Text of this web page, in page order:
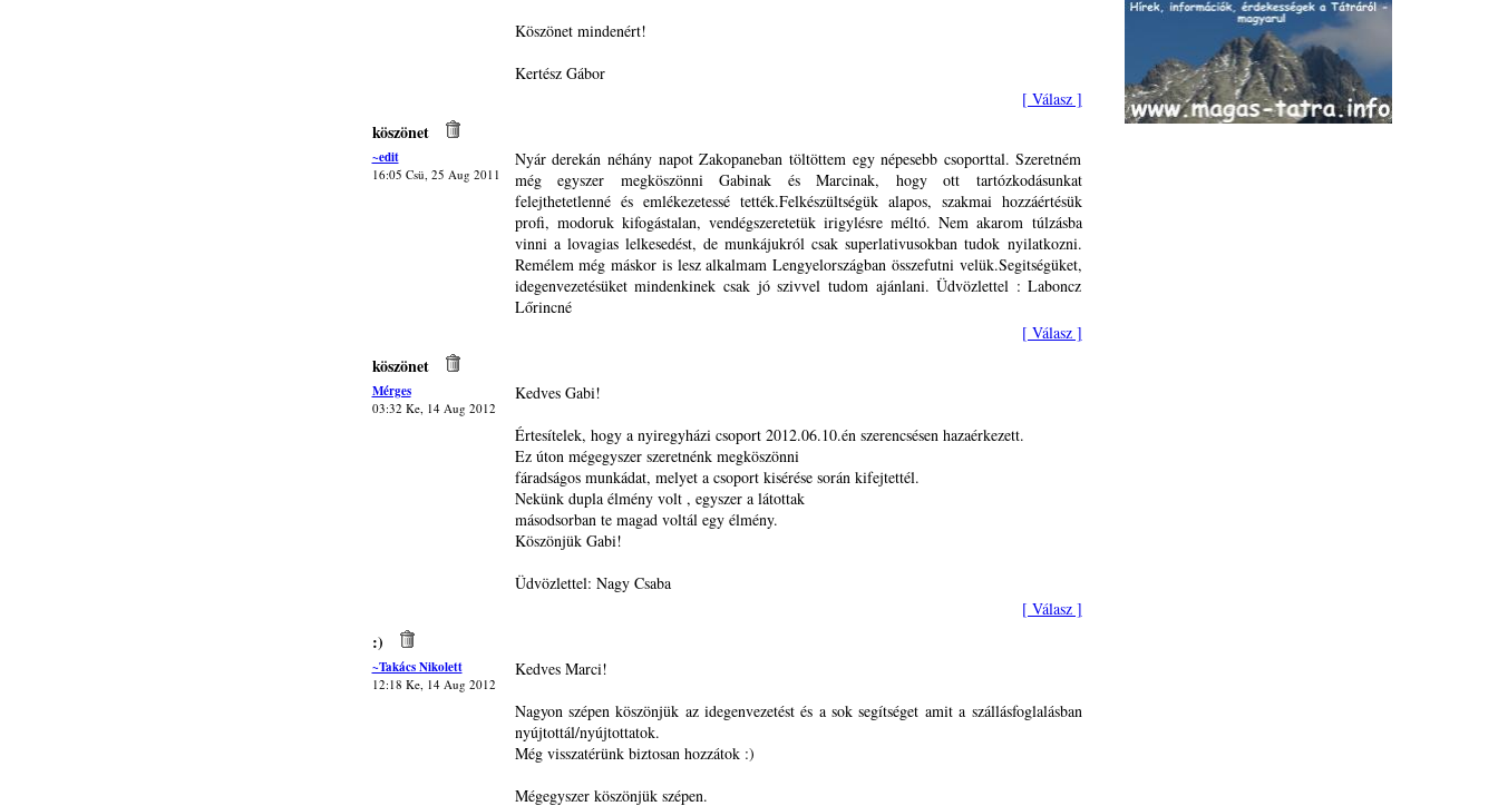
Köszönet mindenért!
Kertész Gábor
[ Válasz ]
köszönet
~edit
16:05 Csü, 25 Aug 2011
Nyár derekán néhány napot Zakopaneban töltöttem egy népesebb csoporttal. Szeretném
még egyszer megköszönni Gabinak és Marcinak, hogy ott tartózkodásunkat
felejthetetlenné és emlékezetessé tették.Felkészültségük alapos, szakmai hozzáértésük
profi, modoruk kifogástalan, vendégszeretetük irigylésre méltó. Nem akarom túlzásba
vinni a lovagias lelkesedést, de munkájukról csak superlativusokban tudok nyilatkozni.
Remélem még máskor is lesz alkalmam Lengyelországban összefutni velük.Segitségüket,
idegenvezetésüket mindenkinek csak jó szivvel tudom ajánlani. Üdvözlettel : Laboncz
Lőrincné
[ Válasz ]
köszönet
Mérges
03:32 Ke, 14 Aug 2012
Kedves Gabi!
Értesítelek, hogy a nyiregyházi csoport 2012.06.10.én szerencsésen hazaérkezett.
Ez úton mégegyszer szeretnénk megköszönni
fáradságos munkádat, melyet a csoport kisérése során kifejtettél.
Nekünk dupla élmény volt , egyszer a látottak
másodsorban te magad voltál egy élmény.
Köszönjük Gabi!
Üdvözlettel: Nagy Csaba
[ Válasz ]
:)
~Takács Nikolett
12:18 Ke, 14 Aug 2012
Kedves Marci!
Nagyon szépen köszönjük az idegenvezetést és a sok segítséget amit a szállásfoglalásban
nyújtottál/nyújtottatok.
Még visszatérünk biztosan hozzátok :)
Mégegyszer köszönjük szépen.